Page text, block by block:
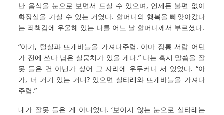
난 음식을 눈으로 보면서 드실 수 있으며, 언제든 불편 없이
화장실을 가실 수 있는 거였다. 할머니의 행복을 빼앗아갔다
는 죄책감에 우울해 있는 나를 어느 날 할머니께서 부르셨다.
“아가, 털실과 뜨개바늘을 가져다주렴. 아마 장롱 서랍 어딘
가 전에 쓰다 남은 실뭉치가 있을 게다.” 나는 혹시 말씀을 잘
못 들은 건 아닌가 싶어 그 자리에 우두커니 서 있었다. “아
가, 너 거기 있는 거니? 있으면 실타래와 뜨개바늘을 가져다
주렴.”
내가 잘못 들은 게 아니었다. ‘보이지 않는 눈으로 실타래는